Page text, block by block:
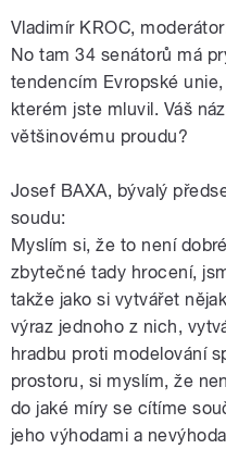
Vladimír KROC,
No tam 34 senátorů má
tendencím Evropské
kterém jste mluvil. Váš
většinovému proudu?
Josef BAXA, bývalý
soudu:
Myslím si, že to není
zbytečné tady hrocení,
takže jako si vytvářet
výraz jednoho z nich,
hradbu proti modelování
prostoru, si myslím, že
do jaké míry se cítíme
jeho výhodami a